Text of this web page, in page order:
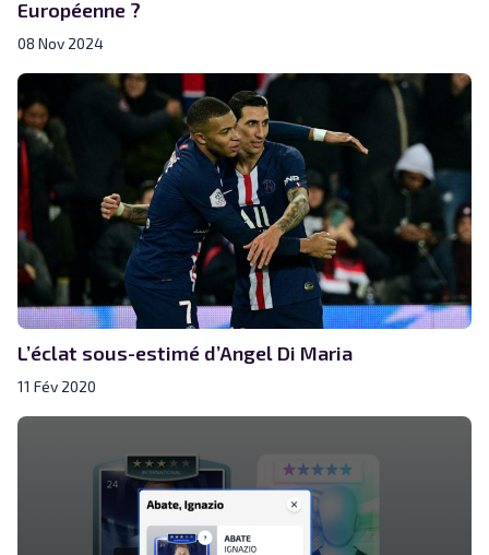
Européenne ?
08 Nov 2024
L’éclat sous-estimé d’Angel Di Maria
11 Fév 2020